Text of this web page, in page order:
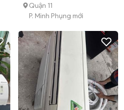
Quận 11
P. Minh Phụng mới